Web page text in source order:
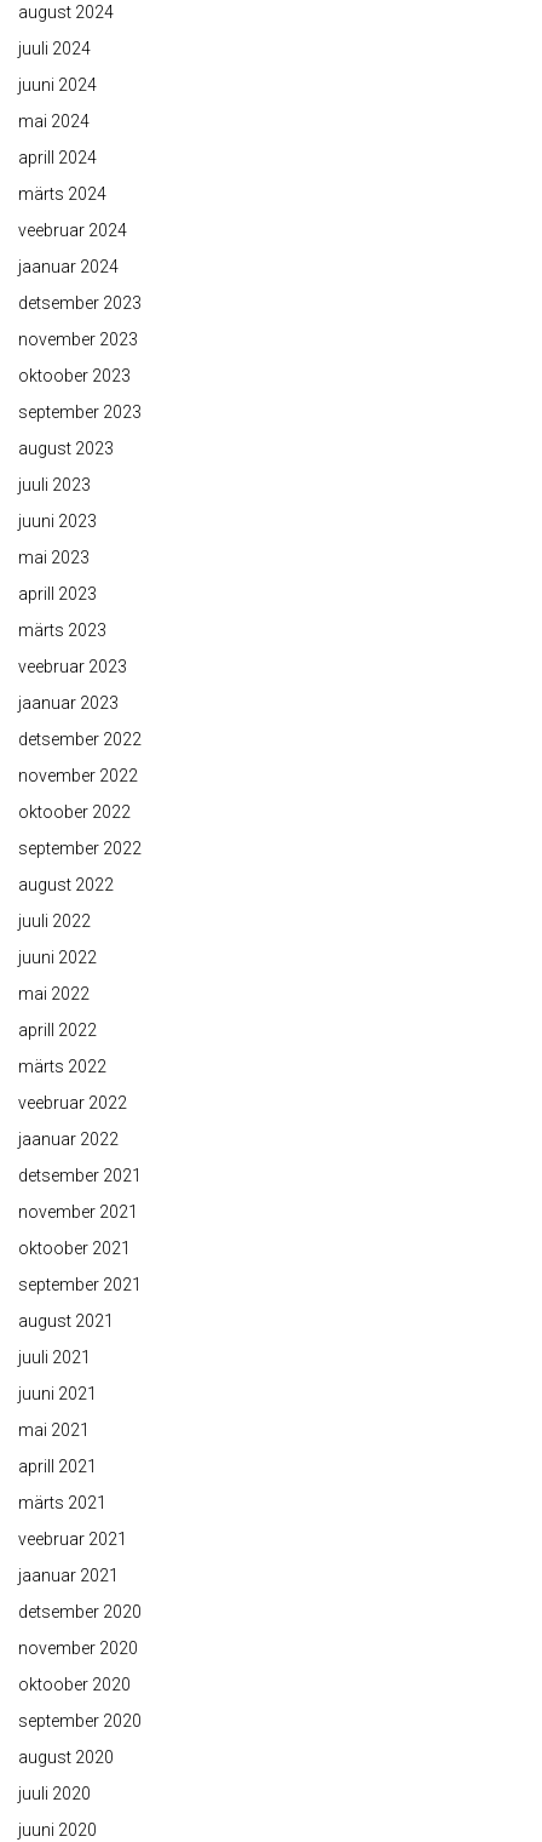
august 2024
juuli 2024
juuni 2024
mai 2024
aprill 2024
märts 2024
veebruar 2024
jaanuar 2024
detsember 2023
november 2023
oktoober 2023
september 2023
august 2023
juuli 2023
juuni 2023
mai 2023
aprill 2023
märts 2023
veebruar 2023
jaanuar 2023
detsember 2022
november 2022
oktoober 2022
september 2022
august 2022
juuli 2022
juuni 2022
mai 2022
aprill 2022
märts 2022
veebruar 2022
jaanuar 2022
detsember 2021
november 2021
oktoober 2021
september 2021
august 2021
juuli 2021
juuni 2021
mai 2021
aprill 2021
märts 2021
veebruar 2021
jaanuar 2021
detsember 2020
november 2020
oktoober 2020
september 2020
august 2020
juuli 2020
juuni 2020